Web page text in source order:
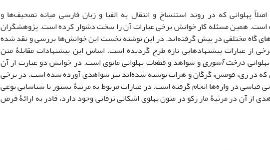
پهلوانی که در روند استنساخ و انتقال به الفبا و زبان فارسی میانه تصحیف‌ها و
است. همین مسئله کار خوانش برخی عبارات آن را سخت دشوار کرده است. پژوهشگران
گاه مختلفی در پیش گرفته‌اند. در این نوشته نخست این خوانش‌ها بررسی و نقد شده
از عبارات پیشنهادهایی تازه طرح گردیده است. اساس این پیشنهادات مقابلۀ متن
درخت آسوریو شواهد و قطعات پهلوانی مانوی است. در خوانش دو عبارت از آن
در ری، قومس، گرگان و هرات نوشته شده‌اند نیز شواهدی آورده شده است. در برخی
در واژه‌ها انجام گرفته است. در عبارات مربوط به مرثیۀ بستور با شناسایی نوعی
از آن در مرثیۀ مار زکو در متون پهلوی اشکانی ترفانی وجود دارد، قادر به ارائۀ فرض